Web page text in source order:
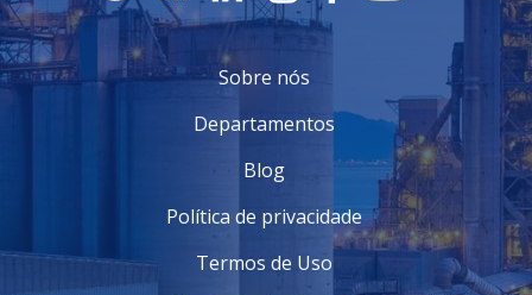
Sobre nós
Departamentos
Blog
Política de privacidade
Termos de Uso